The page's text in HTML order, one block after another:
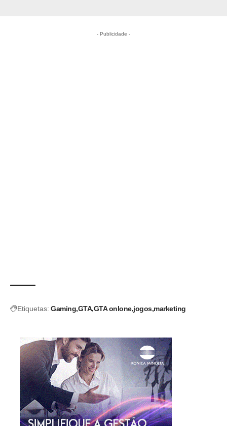
- Publicidade -
Etiquetas: Gaming GTA GTA onlone jogos marketing